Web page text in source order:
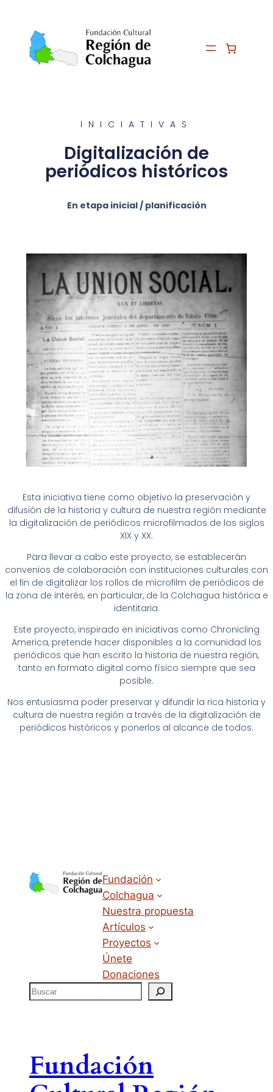
INICIATIVAS
Digitalización de
periódicos históricos
En etapa inicial / planificación
Esta iniciativa tiene como objetivo la preservación y
difusión de la historia y cultura de nuestra región mediante
la digitalización de periódicos microfilmados de los siglos
XIX y XX.
Para llevar a cabo este proyecto, se establecerán
convenios de colaboración con instituciones culturales con
el fin de digitalizar los rollos de microfilm de periódicos de
la zona de interés, en particular, de la Colchagua histórica e
identitaria.
Este proyecto, inspirado en iniciativas como Chronicling
America, pretende hacer disponibles a la comunidad los
periódicos que han escrito la historia de nuestra región,
tanto en formato digital como físico siempre que sea
posible.
Nos entusiasma poder preservar y difundir la rica historia y
cultura de nuestra región a través de la digitalización de
periódicos históricos y ponerlos al alcance de todos.
Fundación
Colchagua
Nuestra propuesta
Artículos
Proyectos
Únete
Donaciones
Fundación